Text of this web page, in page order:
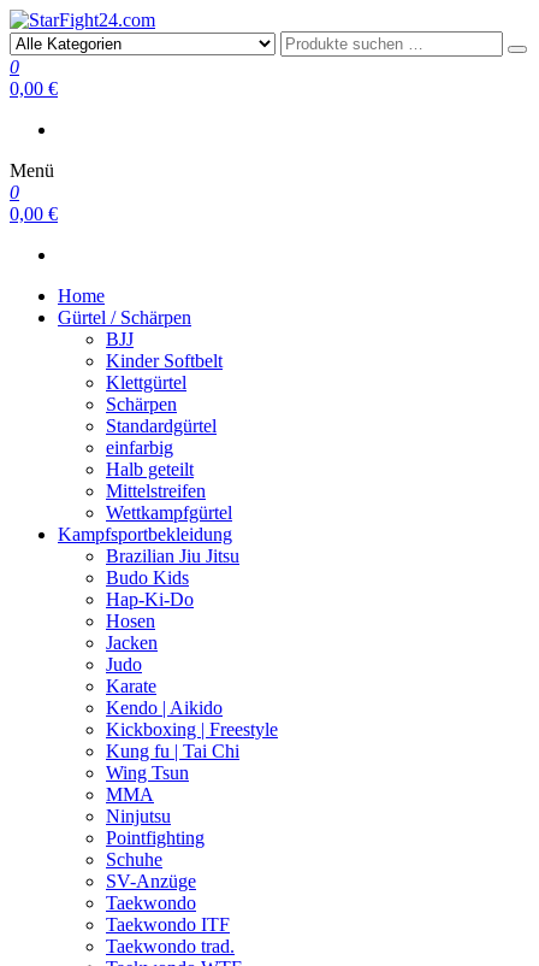
StarFight24.com
Kampfsportartikel
0
0,00 €
Menü
0
0,00 €
Home
Gürtel / Schärpen
BJJ
Kinder Softbelt
Klettgürtel
Schärpen
Standardgürtel
einfarbig
Halb geteilt
Mittelstreifen
Wettkampfgürtel
Kampfsportbekleidung
Brazilian Jiu Jitsu
Budo Kids
Hap-Ki-Do
Hosen
Jacken
Judo
Karate
Kendo | Aikido
Kickboxing | Freestyle
Kung fu | Tai Chi
Wing Tsun
MMA
Ninjutsu
Pointfighting
Schuhe
SV-Anzüge
Taekwondo
Taekwondo ITF
Taekwondo trad.